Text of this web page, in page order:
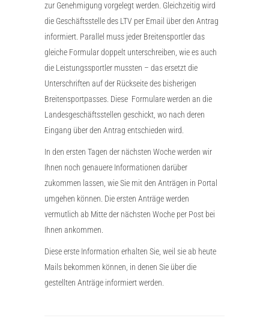
zur Genehmigung vorgelegt werden. Gleichzeitig wird
die Geschäftsstelle des LTV per Email über den Antrag
informiert. Parallel muss jeder Breitensportler das
gleiche Formular doppelt unterschreiben, wie es auch
die Leistungssportler mussten – das ersetzt die
Unterschriften auf der Rückseite des bisherigen
Breitensportpasses. Diese Formulare werden an die
Landesgeschäftsstellen geschickt, wo nach deren
Eingang über den Antrag entschieden wird.
In den ersten Tagen der nächsten Woche werden wir
Ihnen noch genauere Informationen darüber
zukommen lassen, wie Sie mit den Anträgen in Portal
umgehen können. Die ersten Anträge werden
vermutlich ab Mitte der nächsten Woche per Post bei
Ihnen ankommen.
Diese erste Information erhalten Sie, weil sie ab heute
Mails bekommen können, in denen Sie über die
gestellten Anträge informiert werden.